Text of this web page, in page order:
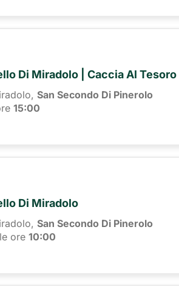
Di Miradolo | Caccia Al
San Secondo Di Pinerolo
15:00
Di Miradolo
San Secondo Di Pinerolo
ore 10:00